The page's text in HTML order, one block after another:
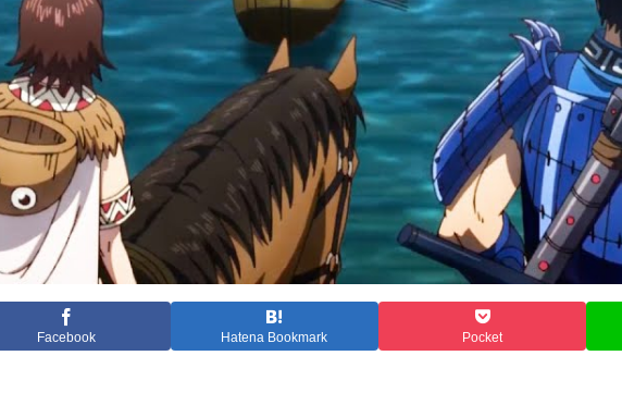
Facebook Hatena Bookmark Pocket